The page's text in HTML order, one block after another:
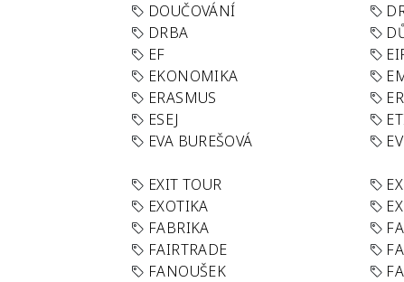
DOUČOVÁNÍ
DRBA
EF
EKONOMIKA
ERASMUS
ESEJ
EVA BUREŠOVÁ
EXIT TOUR
EXOTIKA
FABRIKA
FAIRTRADE
FANOUŠEK